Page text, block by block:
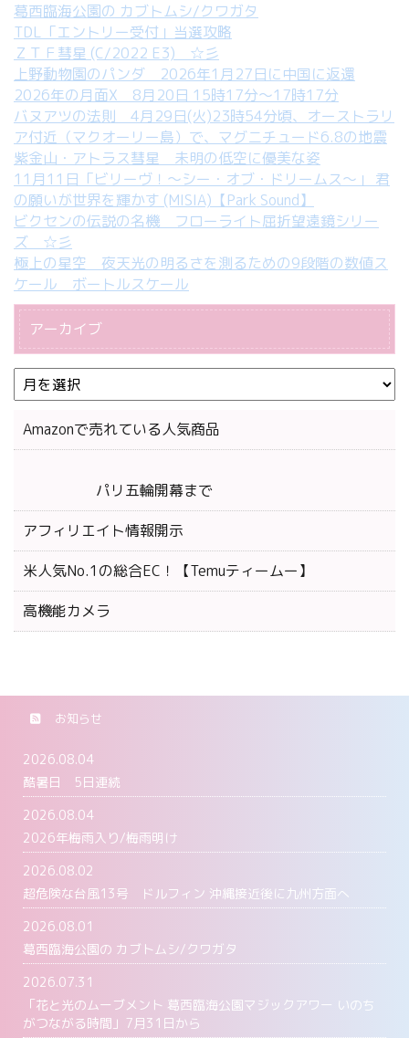
葛西臨海公園の カブトムシ/クワガタ
TDL「エントリー受付」当選攻略
ＺＴＦ彗星 (C/2022 E3) ☆彡
上野動物園のパンダ 2026年1月27日に中国に返還
2026年の月面X 8月20日 15時17分～17時17分
バヌアツの法則 4月29日(火)23時54分頃、オーストラリ
ア付近（マクオーリー島）で、マグニチュード6.8の地震
紫金山・アトラス彗星 未明の低空に優美な姿
11月11日「ビリーヴ！～シー・オブ・ドリームス～」 君
の願いが世界を輝かす (MISIA)【Park Sound】
ビクセンの伝説の名機 フローライト屈折望遠鏡シリー
ズ ☆彡
極上の星空 夜天光の明るさを測るための9段階の数値ス
ケール ボートルスケール
アーカイブ
Amazonで売れている人気商品
パリ五輪開幕まで
アフィリエイト情報開示
米人気No.1の総合EC！【Temuティームー】
高機能カメラ
お知らせ
2026.08.04
酷暑日 5日連続
2026.08.04
2026年梅雨入り/梅雨明け
2026.08.02
超危険な台風13号 ドルフィン 沖縄接近後に九州方面へ
2026.08.01
葛西臨海公園の カブトムシ/クワガタ
2026.07.31
「花と光のムーブメント 葛西臨海公園マジックアワー いのち
がつながる時間」7月31日から